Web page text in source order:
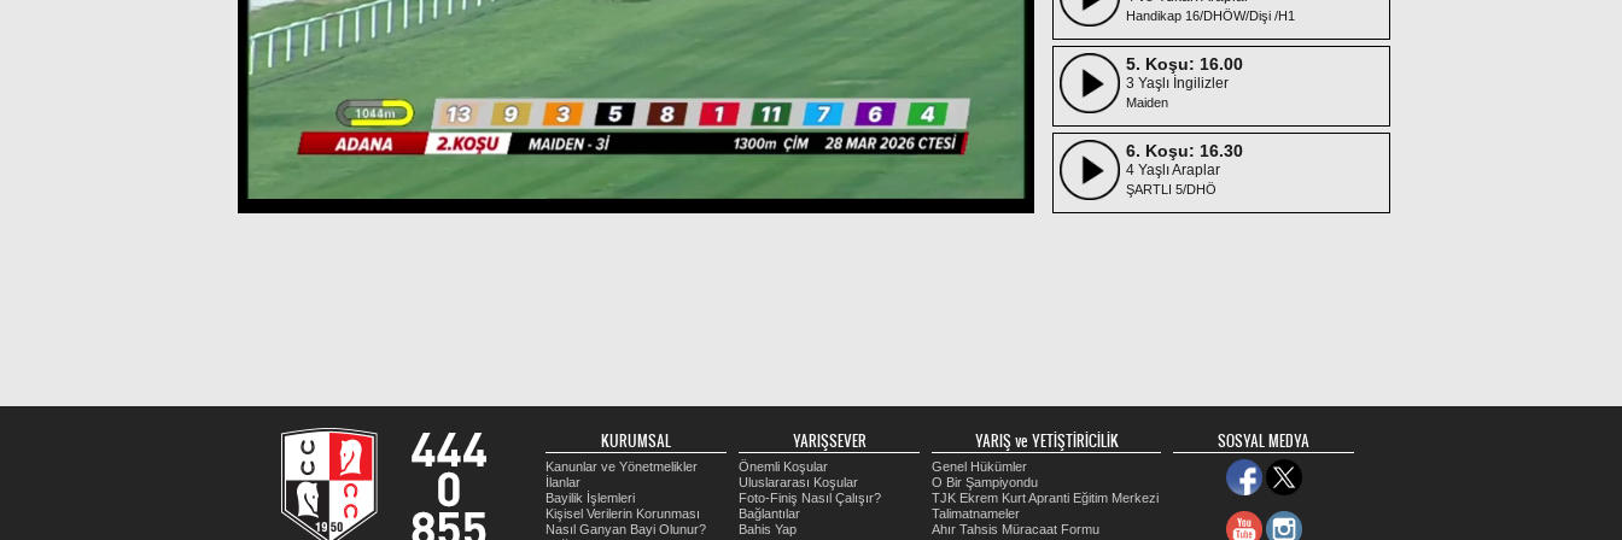
Handikap 16/DHÖW/Dişi /H1
5. Koşu: 16.00
3 Yaşlı İngilizler
Maiden
6. Koşu: 16.30
4 Yaşlı Araplar
ŞARTLI 5/DHÖ
9. Koşu: 18.00
3 Yaşlı İngilizler
Maiden
KURUMSAL
Kanunlar ve Yönetmelikler
İlanlar
Bayilik İşlemleri
Kişisel Verilerin Korunması
Nasıl Ganyan Bayi Olunur?
YARIŞSEVER
Önemli Koşular
Uluslararası Koşular
Foto-Finiş Nasıl Çalışır?
Bağlantılar
Bahis Yap
YARIŞ ve YETİŞTİRİCİLİK
Genel Hükümler
O Bir Şampiyondu
TJK Ekrem Kurt Apranti Eğitim Merkezi
Talimatnameler
Ahır Tahsis Müracaat Formu
SOSYAL MEDYA